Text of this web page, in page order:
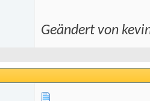
Geändert von